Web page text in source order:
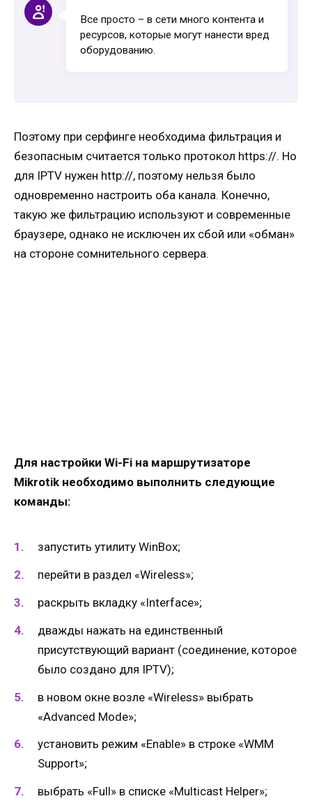
Все просто – в сети много контента и
ресурсов, которые могут нанести вред
оборудованию.
Поэтому при серфинге необходима фильтрация и
безопасным считается только протокол https://. Но
для IPTV нужен http://, поэтому нельзя было
одновременно настроить оба канала. Конечно,
такую же фильтрацию используют и современные
браузере, однако не исключен их сбой или «обман»
на стороне сомнительного сервера.
Для настройки Wi-Fi на маршрутизаторе
Mikrotik необходимо выполнить следующие
команды:
запустить утилиту WinBox;
перейти в раздел «Wireless»;
раскрыть вкладку «Interface»;
дважды нажать на единственный
присутствующий вариант (соединение, которое
было создано для IPTV);
в новом окне возле «Wireless» выбрать
«Advanced Mode»;
установить режим «Enable» в строке «WMM
Support»;
выбрать «Full» в списке «Multicast Helper»;